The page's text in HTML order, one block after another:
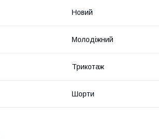
Новий
Молодіжний
Трикотаж
Шорти